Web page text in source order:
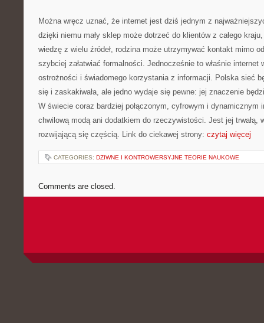
Można wręcz uznać, że internet jest dziś jednym z
dzięki niemu mały sklep może dotrzeć do klientów z całego
wiedzę z wielu źródeł, rodzina może utrzymywać kontakt mimo
szybciej załatwiać formalności. Jednocześnie to właśnie internet
ostrożności i świadomego korzystania z informacji. Polska sieć
się i zaskakiwała, ale jedno wydaje się pewne: jej znaczenie
W świecie coraz bardziej połączonym, cyfrowym i dynamicznym
chwilową modą ani dodatkiem do rzeczywistości. Jest jej trwałą,
rozwijającą się częścią. Link do ciekawej strony: czytaj więcej
CATEGORIES: DZIWNE I KONTROWERSYJNE TEORIE NAUKOWE
Comments are closed.